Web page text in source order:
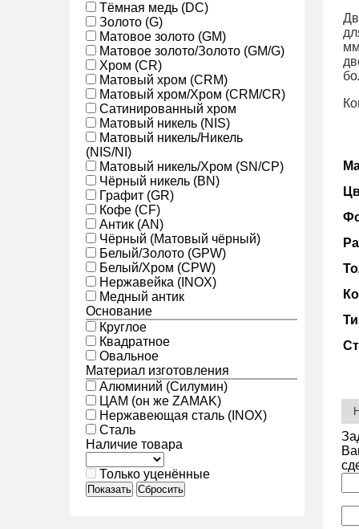
Тёмная медь (DC)
Золото (G)
Матовое золото (GM)
Матовое золото/Золото (GM/G)
Хром (CR)
Матовый хром (CRM)
Матовый хром/Хром (CRM/CR)
Сатинированный хром
Матовый никель (NIS)
Матовый никель/Никель
(NIS/NI)
Матовый никель/Хром (SN/CP)
Чёрный никель (BN)
Графит (GR)
Кофе (CF)
Антик (AN)
Чёрный (Матовый чёрный)
Белый/Золото (GPW)
Белый/Хром (CPW)
Нержавейка (INOX)
Медный антик
Основание
Круглое
Квадратное
Овальное
Материал изготовления
Алюминий (Силумин)
ЦАМ (он же ZAMAK)
Нержавеющая сталь (INOX)
Сталь
Наличие товара
Только уценённые
Показать Сбросить